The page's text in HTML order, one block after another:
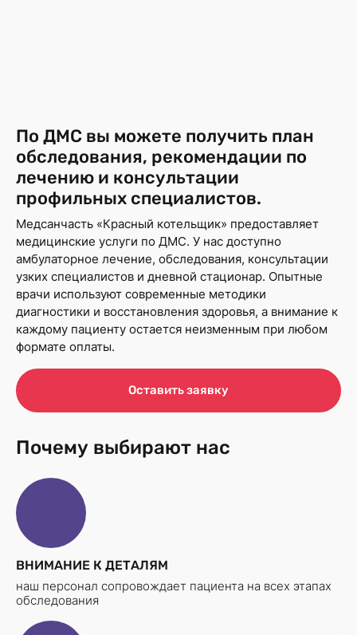
По ДМС вы можете получить план
обследования, рекомендации по
лечению и консультации
профильных специалистов.
Медсанчасть «Красный котельщик» предоставляет
медицинские услуги по ДМС. У нас доступно
амбулаторное лечение, обследования, консультации
узких специалистов и дневной стационар. Опытные
врачи используют современные методики
диагностики и восстановления здоровья, а внимание к
каждому пациенту остается неизменным при любом
формате оплаты.
Оставить заявку
Почему выбирают нас
ВНИМАНИЕ К ДЕТАЛЯМ
наш персонал сопровождает пациента на всех этапах
обследования